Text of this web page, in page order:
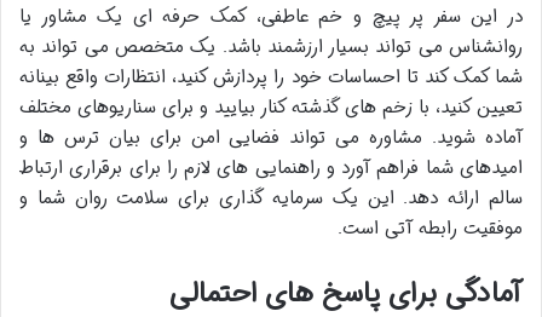
در این سفر پر پیچ و خم عاطفی، کمک حرفه ای یک مشاور یا
روانشناس می تواند بسیار ارزشمند باشد. یک متخصص می تواند به
شما کمک کند تا احساسات خود را پردازش کنید، انتظارات واقع بینانه
تعیین کنید، با زخم های گذشته کنار بیایید و برای سناریوهای مختلف
آماده شوید. مشاوره می تواند فضایی امن برای بیان ترس ها و
امیدهای شما فراهم آورد و راهنمایی های لازم را برای برقراری ارتباط
سالم ارائه دهد. این یک سرمایه گذاری برای سلامت روان شما و
موفقیت رابطه آتی است.
آمادگی برای پاسخ های احتمالی